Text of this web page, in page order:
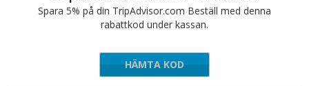
Spara 5% på din TripAdvisor.com Beställ med denna
rabattkod under kassan.
THRIFT5
HÄMTA KOD